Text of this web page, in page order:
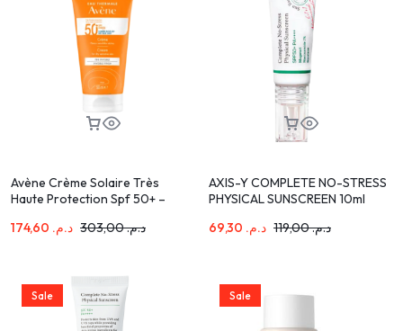
Avène Crème Solaire Très
Haute Protection Spf 50+ –
د.م.303,00 د.م.
AXIS-Y COMPLETE NO-STRESS
PHYSICAL SUNSCREEN 10ml
د.م.119,00 د.م.
Sale Sale